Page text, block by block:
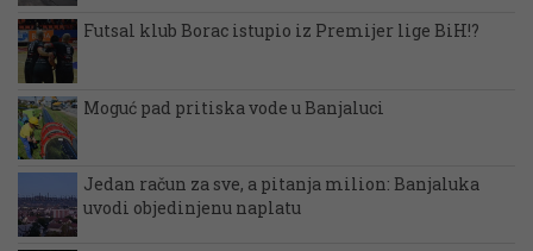
Futsal klub Borac istupio iz Premijer lige BiH!?
Moguć pad pritiska vode u Banjaluci
Jedan račun za sve, a pitanja milion: Banjaluka
uvodi objedinjenu naplatu